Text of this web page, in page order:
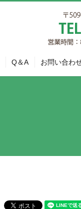
Q＆A お問い合わ